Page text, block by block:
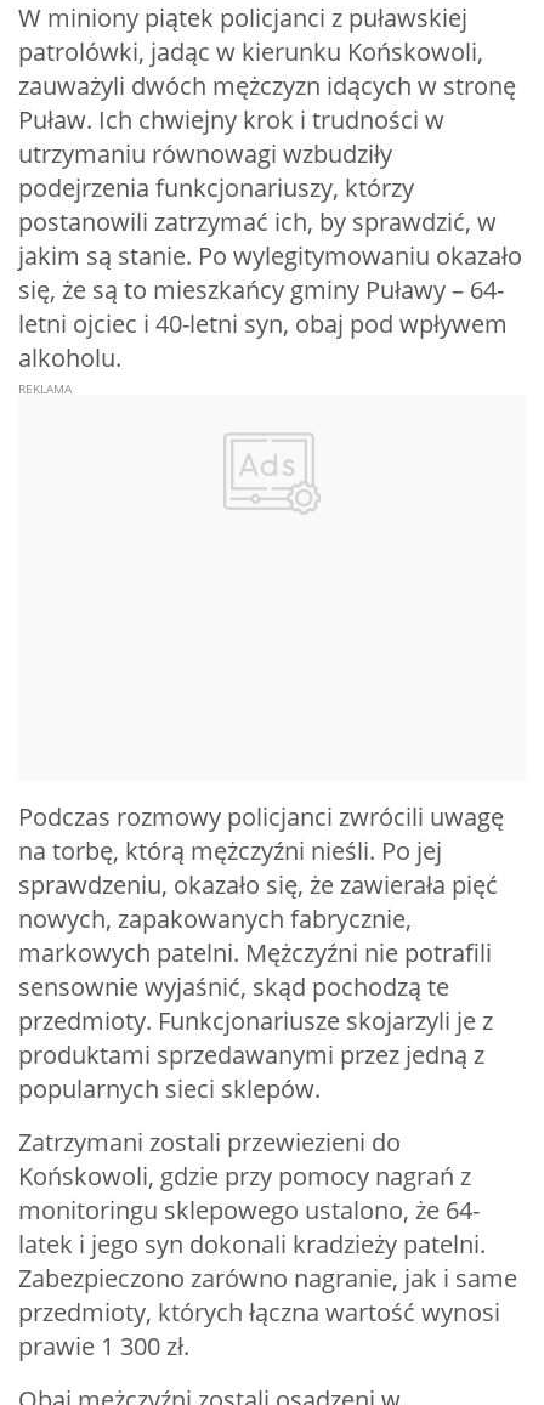
W miniony piątek policjanci z puławskiej
patrolówki, jadąc w kierunku Końskowoli,
zauważyli dwóch mężczyzn idących w stronę
Puław. Ich chwiejny krok i trudności w
utrzymaniu równowagi wzbudziły
podejrzenia funkcjonariuszy, którzy
postanowili zatrzymać ich, by sprawdzić, w
jakim są stanie. Po wylegitymowaniu okazało
się, że są to mieszkańcy gminy Puławy – 64-
letni ojciec i 40-letni syn, obaj pod wpływem
alkoholu.
Podczas rozmowy policjanci zwrócili uwagę
na torbę, którą mężczyźni nieśli. Po jej
sprawdzeniu, okazało się, że zawierała pięć
nowych, zapakowanych fabrycznie,
markowych patelni. Mężczyźni nie potrafili
sensownie wyjaśnić, skąd pochodzą te
przedmioty. Funkcjonariusze skojarzyli je z
produktami sprzedawanymi przez jedną z
popularnych sieci sklepów.
Zatrzymani zostali przewiezieni do
Końskowoli, gdzie przy pomocy nagrań z
monitoringu sklepowego ustalono, że 64-
latek i jego syn dokonali kradzieży patelni.
Zabezpieczono zarówno nagranie, jak i same
przedmioty, których łączna wartość wynosi
prawie 1 300 zł.